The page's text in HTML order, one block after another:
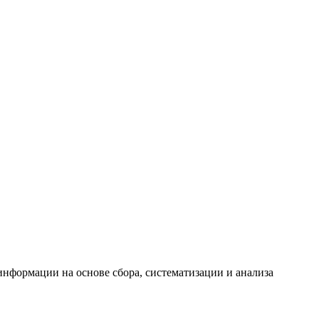
на основе сбора, систематизации и анализа